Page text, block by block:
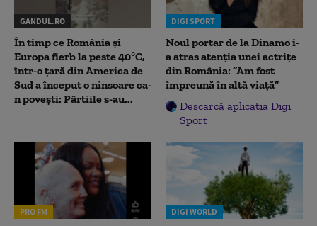
GANDUL.RO
În timp ce România și
Europa fierb la peste 40°C,
într-o țară din America de
Sud a început o ninsoare ca-
n povești: Pârtiile s-au...
DIGI SPORT
Noul portar de la Dinamo i-
a atras atenția unei actrițe
din România: ”Am fost
împreună în altă viață”
Descarcă aplicația Digi
Sport
PRO FM DIGI WORLD